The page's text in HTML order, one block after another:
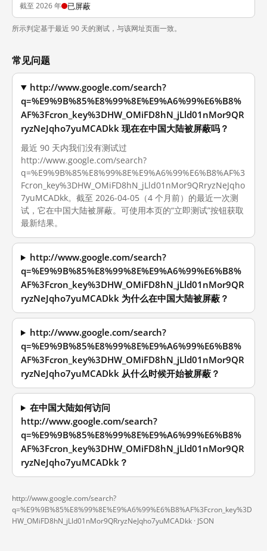
截至 2026 年 已屏蔽
所示判定基于最近 90 天的测试，与该网址页面一致。
常见问题
http://www.google.com/search?
q=%E9%9B%85%E8%99%8E%E9%A6%99%E6%B8%
AF%3Fcron_key%3DHW_OMiFD8hN_jLld01nMor9QR
ryzNeJqho7yuMCADkk 现在在中国大陆被屏蔽吗？
最近 90 天内我们没有测试过
http://www.google.com/search?
q=%E9%9B%85%E8%99%8E%E9%A6%99%E6%B8%AF%3
Fcron_key%3DHW_OMiFD8hN_jLld01nMor9QRryzNeJqho
7yuMCADkk。截至 2026-04-05（4 个月前）的最近一次测
试，它在中国大陆被屏蔽。可使用本页的“立即测试”按钮获取
最新结果。
http://www.google.com/search?
q=%E9%9B%85%E8%99%8E%E9%A6%99%E6%B8%
AF%3Fcron_key%3DHW_OMiFD8hN_jLld01nMor9QR
ryzNeJqho7yuMCADkk 为什么在中国大陆被屏蔽？
http://www.google.com/search?
q=%E9%9B%85%E8%99%8E%E9%A6%99%E6%B8%
AF%3Fcron_key%3DHW_OMiFD8hN_jLld01nMor9QR
ryzNeJqho7yuMCADkk 从什么时候开始被屏蔽？
在中国大陆如何访问
http://www.google.com/search?
q=%E9%9B%85%E8%99%8E%E9%A6%99%E6%B8%
AF%3Fcron_key%3DHW_OMiFD8hN_jLld01nMor9QR
ryzNeJqho7yuMCADkk？
http://www.google.com/search?
q=%E9%9B%85%E8%99%8E%E9%A6%99%E6%B8%AF%3Fcron_key%3D
HW_OMiFD8hN_jLld01nMor9QRryzNeJqho7yuMCADkk · JSON